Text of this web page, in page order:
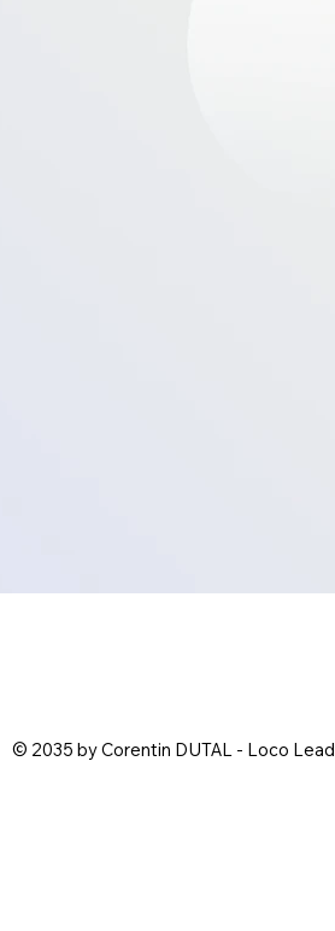
© 2035 by Corentin DUTAL - Loco Lead